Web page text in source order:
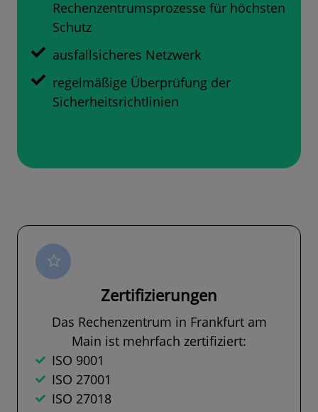
Rechenzentrumsprozesse für höchsten
Schutz
ausfallsicheres Netzwerk
regelmäßige Überprüfung der
Sicherheitsrichtlinien
Zertifizierungen
Das Rechenzentrum in Frankfurt am
Main ist mehrfach zertifiziert:
ISO 9001
ISO 27001
ISO 27018